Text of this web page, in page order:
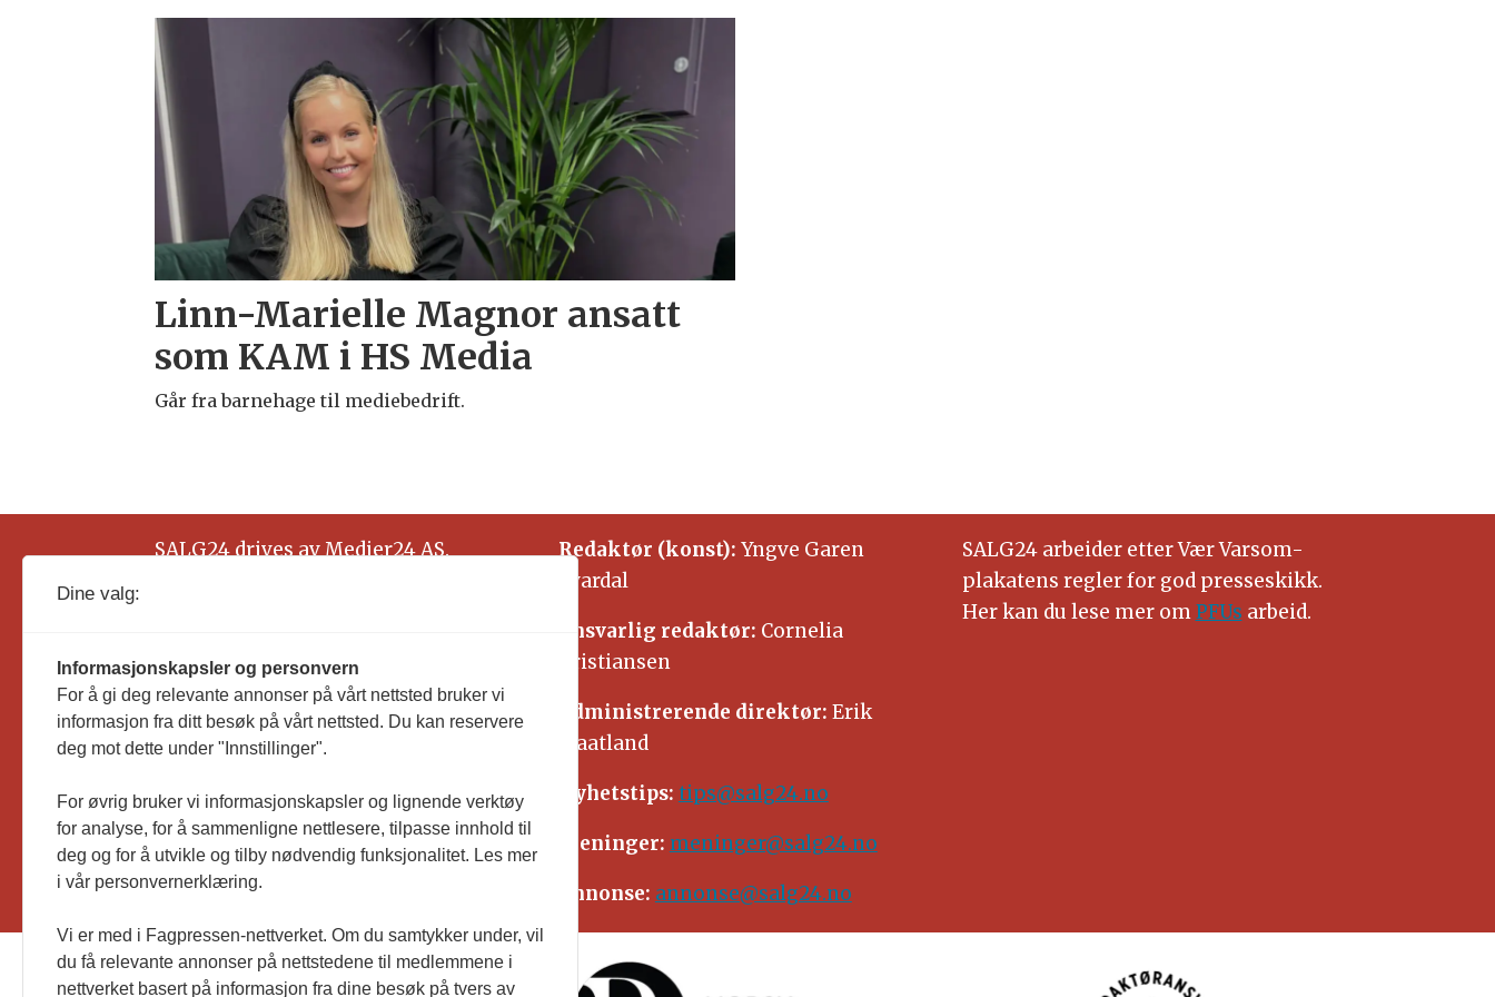
marielle
magnor
Linn-Marielle Magnor ansatt
som KAM i HS Media
Går fra barnehage til mediebedrift.
SALG24 drives av Medier24 AS.
Redaktør (konst): Yngve Garen
Svardal
Ansvarlig redaktør: Cornelia
Kristiansen
Administrerende direktør: Erik
Waatland
Nyhetstips: tips@salg24.no
Meninger: meninger@salg24.no
Annonse: annonse@salg24.no
SALG24 arbeider etter Vær Varsom-
plakatens regler for god presseskikk.
Her kan du lese mer omPFUs arbeid.
Dine valg:
Informasjonskapsler og personvern
For å gi deg relevante annonser på vårt nettsted bruker vi
informasjon fra ditt besøk på vårt nettsted. Du kan reservere
deg mot dette under "Innstillinger".
For øvrig bruker vi informasjonskapsler og lignende verktøy
for analyse, for å sammenligne nettlesere, tilpasse innhold til
deg og for å utvikle og tilby nødvendig funksjonalitet. Les mer
i vår personvernerklæring.
Vi er med i Fagpressen-nettverket. Om du samtykker under, vil
du få relevante annonser på nettstedene til medlemmene i
nettverket basert på informasjon fra dine besøk på tvers av